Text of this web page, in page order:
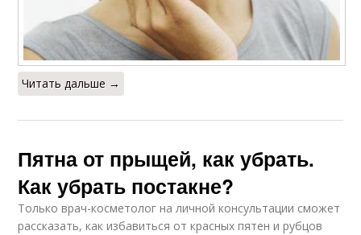
Читать дальше →
Пятна от прыщей, как убрать.
Как убрать постакне?
Только врач-косметолог на личной консультации сможет
рассказать, как избавиться от красных пятен и рубцов